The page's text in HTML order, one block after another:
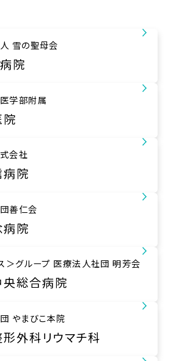
雪の聖母会
院
学部附属
会社
院
善仁会
院
＞グループ 医療法人社団 明芳会
央総合病院
やまびこ本院
外科リウマチ科